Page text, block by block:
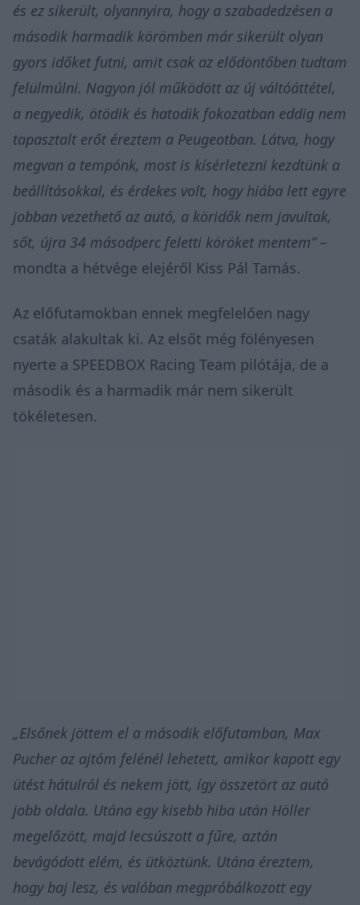
és ez sikerült, olyannyira, hogy a szabadedzésen a
második harmadik körömben már sikerült olyan
gyors időket futni, amit csak az elődöntőben tudtam
felülmúlni. Nagyon jól működött az új váltóáttétel,
a negyedik, ötödik és hatodik fokozatban eddig nem
tapasztalt erőt éreztem a Peugeotban. Látva, hogy
megvan a tempónk, most is kísérletezni kezdtünk a
beállításokkal, és érdekes volt, hogy hiába lett egyre
jobban vezethető az autó, a köridők nem javultak,
sőt, újra 34 másodperc feletti köröket mentem”–
mondta a hétvége elejéről Kiss Pál Tamás.
Az előfutamokban ennek megfelelően nagy
csaták alakultak ki. Az elsőt még fölényesen
nyerte a SPEEDBOX Racing Team pilótája, de a
második és a harmadik már nem sikerült
tökéletesen.
„Elsőnek jöttem el a második előfutamban, Max
Pucher az ajtóm felénél lehetett, amikor kapott egy
ütést hátulról és nekem jött, így összetört az autó
jobb oldala. Utána egy kisebb hiba után Höller
megelőzött, majd lecsúszott a fűre, aztán
bevágódott elém, és ütköztünk. Utána éreztem,
hogy baj lesz, és valóban megpróbálkozott egy